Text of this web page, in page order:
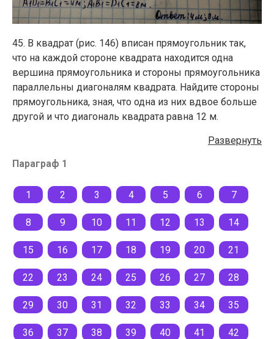
45. В квадрат (рис. 146) вписан прямоугольник так,
что на каждой стороне квадрата находится одна
вершина прямоугольника и стороны прямоугольника
параллельны диагоналям квадрата. Найдите стороны
прямоугольника, зная, что одна из них вдвое больше
другой и что диагональ квадрата равна 12 м.
Развернуть
Параграф 1
1 2 3 4 5 6 7
8 9 10 11 12 13 14
15 16 17 18 19 20 21
22 23 24 25 26 27 28
29 30 31 32 33 34 35
36 37 38 39 40 41 42